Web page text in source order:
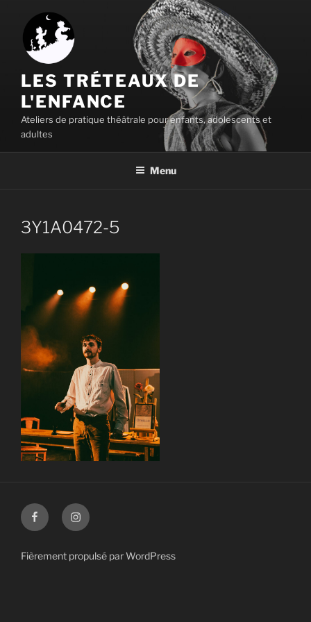
contenu
principal
LES TRÉTEAUX DE
L'ENFANCE
Ateliers de pratique théâtrale pour enfants, adolescents et
adultes
Menu
3Y1A0472-5
FacebookInstagram
Fièrement propulsé par WordPress